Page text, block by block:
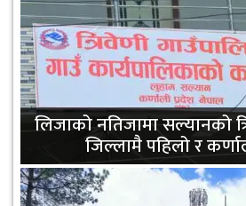
लिजाको नतिजामा सल्यानको
जिल्लामै पहिलो र